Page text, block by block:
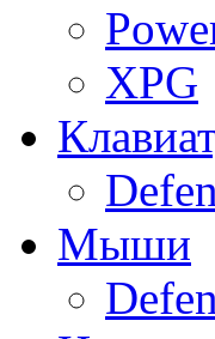
XPG
Мыши